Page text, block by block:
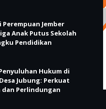
Perempuan Jember
Anak Putus Sekolah
Pendidikan
Hukum di
Jubung: Perkuat
dan Perlindungan